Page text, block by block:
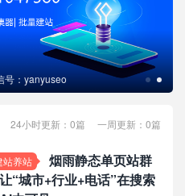
SEO
号：yanyuseo
24小时更新：0篇 一周更新：0篇
站养站
烟雨静态单页站群
“城市+行业+电话”在搜索